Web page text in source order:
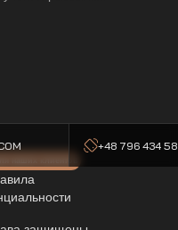
+48 796 434